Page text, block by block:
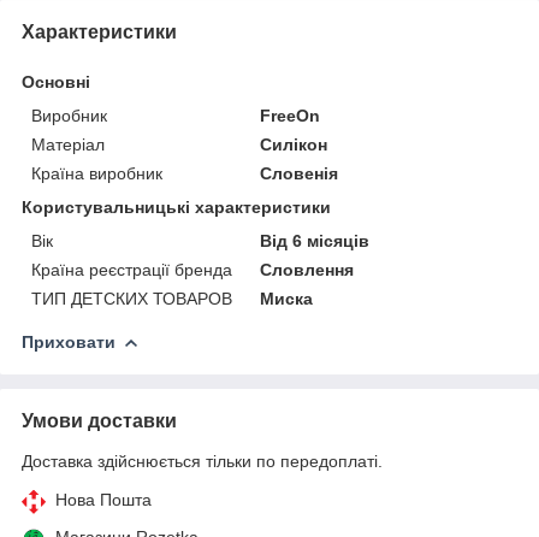
Характеристики
Основні
Виробник
FreeOn
Матеріал
Силікон
Країна виробник
Словенія
Користувальницькі характеристики
Вік
Від 6 місяців
Країна реєстрації бренда
Словлення
ТИП ДЕТСКИХ ТОВАРОВ
Миска
Приховати
Умови доставки
Доставка здійснюється тільки по передоплаті.
Нова Пошта